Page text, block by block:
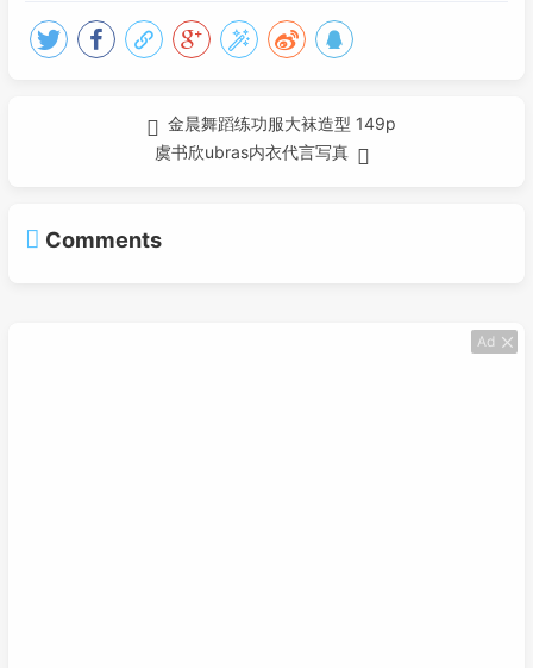
金晨舞蹈练功服大袜造型 149p
虞书欣ubras内衣代言写真
Comments
Ad